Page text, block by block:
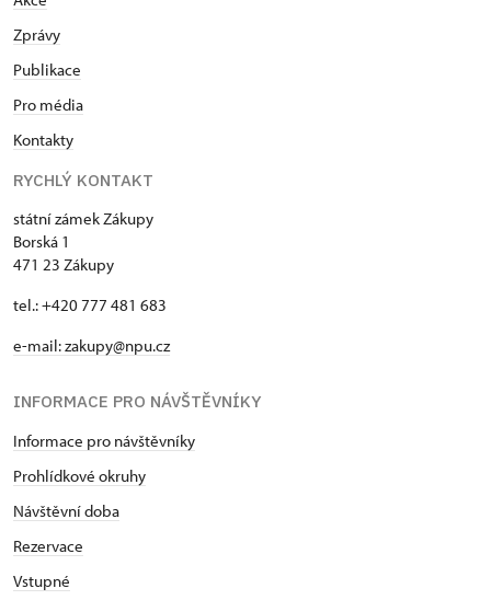
Zprávy
Publikace
Pro média
Kontakty
RYCHLÝ KONTAKT
státní zámek Zákupy
Borská 1
471 23 Zákupy
tel.: +420 777 481 683
e-mail: zakupy@npu.cz
INFORMACE PRO NÁVŠTĚVNÍKY
Informace pro návštěvníky
Prohlídkové okruhy
Návštěvní doba
Rezervace
Vstupné